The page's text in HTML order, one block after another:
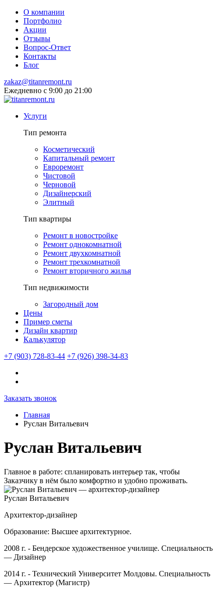
О компании
Портфолио
Акции
Отзывы
Вопрос-Ответ
Контакты
Блог
zakaz@titanremont.ru
Ежедневно с 9:00 до 21:00
Услуги
Тип ремонта
Косметический
Капитальный ремонт
Евроремонт
Чистовой
Черновой
Дизайнерский
Элитный
Тип квартиры
Ремонт в новостройке
Ремонт однокомнатной
Ремонт двухкомнатной
Ремонт трехкомнатной
Ремонт вторичного жилья
Тип недвижимости
Загородный дом
Цены
Пример сметы
Дизайн квартир
Калькулятор
+7 (903) 728-83-44 +7 (926) 398-34-83
Заказать звонок
Главная
Руслан Витальевич
Руслан Витальевич
Главное в работе: спланировать интерьер так, чтобы
Заказчику в нём было комфортно и удобно проживать.
Руслан Витальевич
Архитектор-дизайнер
Образование: Высшее архитектурное.
2008 г. - Бендерское художественное училище. Специальность
— Дизайнер
2014 г. - Технический Университет Молдовы. Специальность
— Архитектор (Магистр)